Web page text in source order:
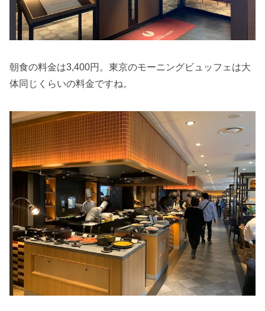
朝食の料金は3,400円。東京のモーニングビュッフェは大
体同じくらいの料金ですね。